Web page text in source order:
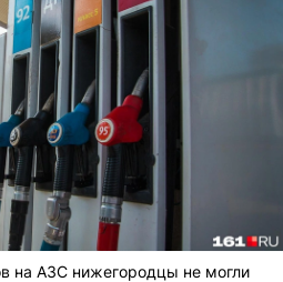
на АЗС нижегородцы не могли